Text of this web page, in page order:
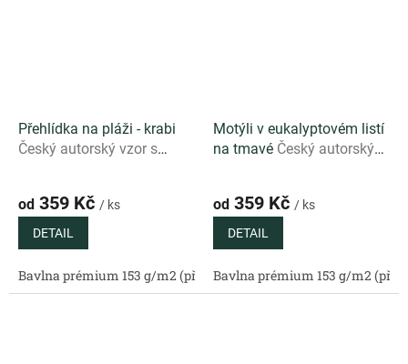
Přehlídka na pláži - krabi
Český autorský vzor s
podkladu
od 359 Kč / ks
DETAIL
Bavlna prémium 153 g/m2 (přírodní) Bavlněný satén 130 g/
Motýli v eukalyptovém listí
na tmavé Český autorský
elegantním tmavém
podkladu
od 359 Kč / ks
DETAIL
Bavlna prémium 153 g/m2